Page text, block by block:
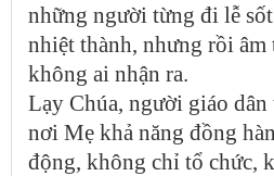
những người từng đi lễ
nhiệt thành, nhưng rồi
không ai nhận ra.
Lạy Chúa, người giáo dân
nơi Mẹ khả năng đồng
động, không chỉ tổ chức,